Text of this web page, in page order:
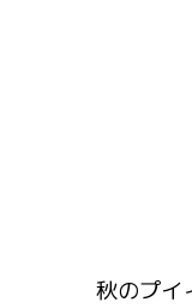
秋のプイ